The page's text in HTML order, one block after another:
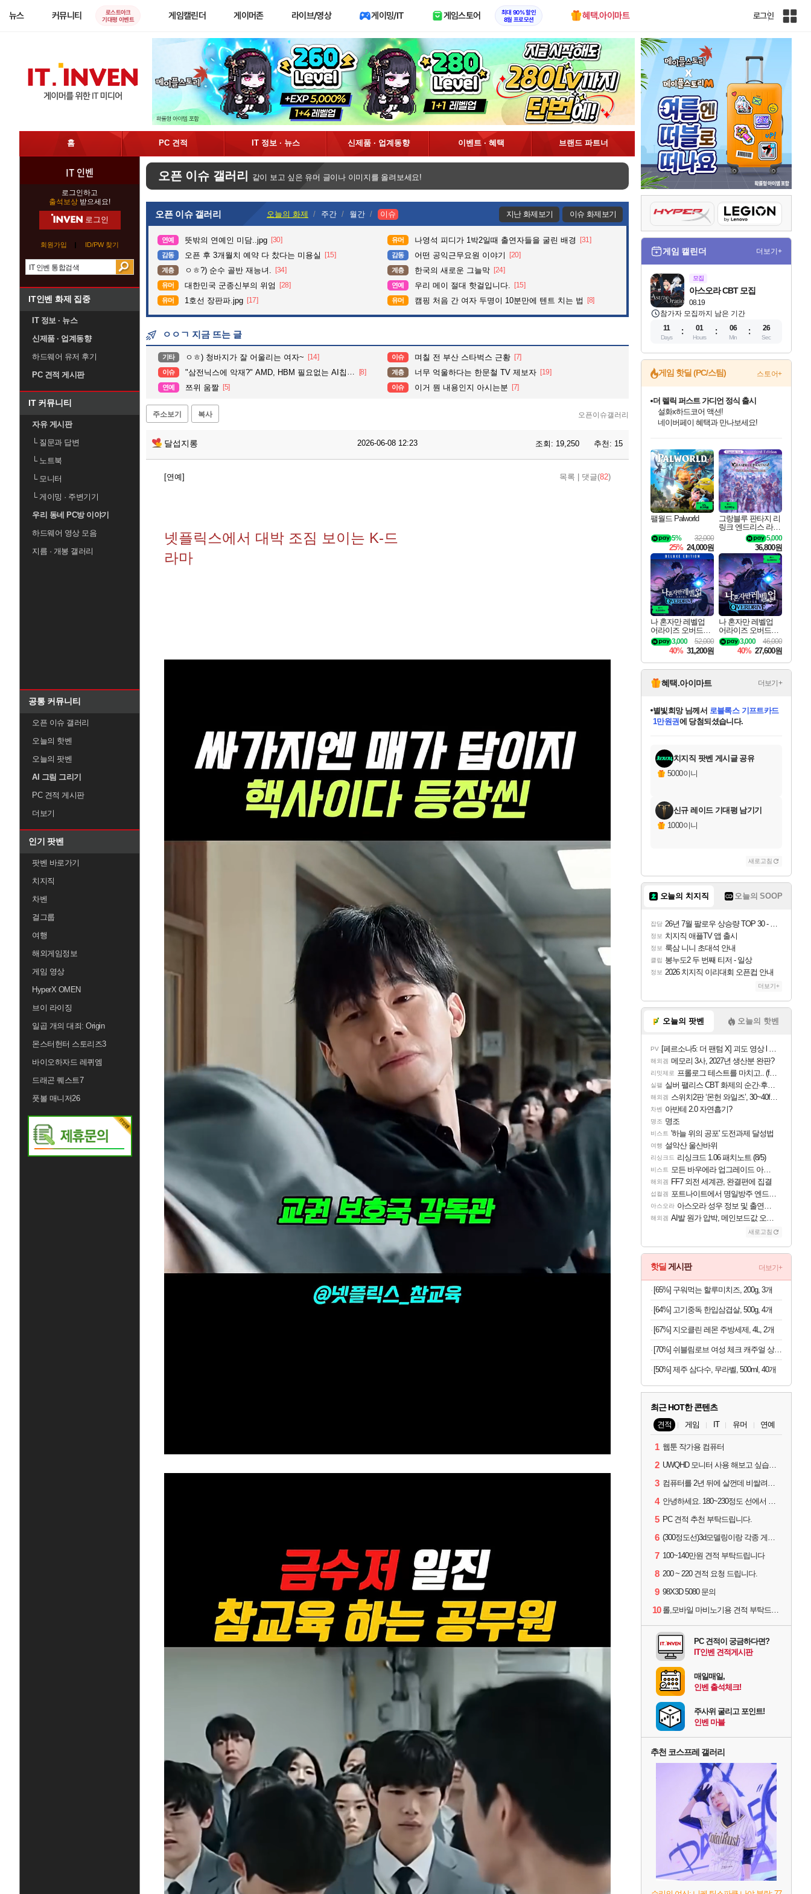
뉴스 커뮤니티
로스트아크
기대평 이벤트
게임캘린더 게이머존 라이브/영상 게이밍/IT 게임스토어
최대 90% 할인
8월 프로모션
혜택.아이마트 로그인
인
홈 PC 견적 IT 정보 · 뉴스 신제품 · 업계동향 이벤트 · 혜택 브랜드 파트너
IT 인벤
로그인하고
출석보상 받으세요!
로그인
회원가입 ID/PW 찾기
IT인벤 화제 집중
IT 정보 · 뉴스
신제품 · 업계동향
하드웨어 유저 후기
PC 견적 게시판
IT 커뮤니티
자유 게시판
└질문과 답변
└노트북
└모니터
└게이밍 · 주변기기
우리 동네 PC방 이야기
하드웨어 영상 모음
지름 · 개봉 갤러리
공통 커뮤니티
오픈 이슈 갤러리
오늘의 핫벤
오늘의 팟벤
AI 그림 그리기
PC 견적 게시판
더보기
인기 팟벤
팟벤 바로가기
치지직
차벤
걸그룹
여행
해외게임정보
게임 영상
HyperX OMEN
브이 라이징
일곱 개의 대죄: Origin
몬스터헌터 스토리즈3
바이오하자드 레퀴엠
드래곤 퀘스트7
풋볼 매니저26
오픈 이슈 갤러리 같이 보고 싶은 유머 글이나 이미지를 올려보세요!
오픈 이슈 갤러리 오늘의 화제 주간 월간 이슈 지난 화제보기 이슈 화제보기
연예 뜻밖의 연예인 미담..jpg [30] 유머 나영석 피디가 1박2일때 출연자들을 굴린 배경 [31]
감동 오픈 후 3개월치 예약 다 찼다는 미용실 [15] 감동 어떤 공익근무요원 이야기 [20]
계층 ㅇㅎ?) 순수 골반 재능녀. [34] 계층 한국의 새로운 그늘막 [24]
유머 대한민국 군종신부의 위엄 [28] 연예 우리 메이 절대 핫걸입니다. [15]
유머 1호선 장판파.jpg [17] 유머 캠핑 처음 간 여자 두명이 10분만에 텐트 치는 법 [8]
ㅇㅇㄱ 지금 뜨는 글
기타 ㅇㅎ) 청바지가 잘 어울리는 여자~ [14] 이슈 며칠 전 부산 스타벅스 근황 [7]
이슈 "삼전닉스에 악재?" AMD, HBM 필요없는 AI칩 품었다 [8] 계층 너무 억울하다는 한문철 TV 제보자 [19]
연예 쯔위 움짤 [5] 이슈 이거 뭔 내용인지 아시는분 [7]
주소보기 복사 오픈이슈갤러리
달섭지롱 2026-06-08 12:23 조회: 19,250 추천: 15
[연예] 목록 댓글(82)
넷플릭스에서 대박 조짐 보이는 K-드
라마
게임 캘린더 더보기+
모집
08.19
아스오라 CBT 모집
참가자 모집까지 남은 기간
11
Days
01
Hours
06
Min
25
Sec
게임 핫딜 (PC/스팀) 스토어+
최대 90% 할인가를 만나보세요!
네이버혜택과 함께 만나보세요!
50%할인&추가 적립까지!
네이버 포인트 혜택까지!
이니&베니 혜택까지!
네이버 혜택가와 함께 예약하세요!
할인&네이버혜택으로 만나보세요!
네이버페이 혜택과 만나보세요!
베데스다 40주년 기념 할인 중!
베데스다의 명작들을
40주년 프로모션으로 만나보세요!
할인가에 만나보세요!
일부 에디션 상시 할인!
혜택으로 예약 판매 중
편안하게 충전하세요
팰월드 Palworld
32,000
5%
25% 24,000원
그랑블루 판타지 리
링크 엔드리스 라그
나로크 업그레이드
킷 Granblue Fantasy
Relink Endless Ragn
arok Upgrade Kit DL
C
5,000
36,800원
나 혼자만 레벨업
어라이즈 오버드라
이브 디럭스 에디션
Solo Leveling Arise
Overdrive Deluxe Edi
tion
52,000
3,000
40% 31,200원
나 혼자만 레벨업
어라이즈 오버드라
이브 Solo Leveling A
rise
46,000
3,000
40% 27,600원
혜택.아이마트 더보기+
교환.
당첨되셨습니다.
당첨되셨습니다.
당첨되셨습니다.
별빛희망님께서 로블록스 기프트카드
1만원권에 당첨되셨습니다.
당첨되셨습니다.
당첨되셨습니다.
당첨되셨습니다.
당첨되셨습니다.
에디션 (스팀코드)를 교환.
당첨되셨습니다.
치지직 팟벤 게시글 공유
5000이니
신규 레이드 기대평 남기기
1000이니
새로고침
오늘의 치지직 오늘의 SOOP
잡담 26년 7월 팔로우 상승량 TOP 30 - 월간 치지직
정보 치지직 애플TV 앱 출시
정보 룩삼 니니 초대석 안내
클립 봉누도2 두 번째 티저 - 일상
정보 2026 치지직 이리대회 오픈컵 안내
더보기+
오늘의 팟벤 오늘의 핫벤
PV [페르소나5: 더 팬텀 X] 괴도 영상 l 타카마키 안·댄싱 스타
해외겜 메모리 3사, 2027년 생산분 완판?
리밋제로 프롤로그 테스트를 마치고.. (feat. 리아)
실팰 실버 팰리스 CBT 화제의 순간·후기 모음
해외겜 스위치2판 ‘몬헌 와일즈’, 30~40fps 목표 추정
차벤 아반테 2.0 자연흡기?
명조 명조
비스트 '하늘 위의 공포' 도전과제 달성법
여행 설악산 울산바위
리싱크드 리싱크드 1.06 패치노트 (8/5)
비스트 모든 바우에라 업그레이드 아이템 획득 위치 공략 (89개)
해외겜 FF7 외전 세계관, 완결편에 집결
섭컬겜 포트나이트에서 명일방주 엔드필드 [펠리카] 판매 예정
아스오라 아스오라 성우 정보 및 출연작 모음
해외겜 AI발 원가 압박, 메인보드값 오르나
새로고침
핫딜 게시판 더보기+
[65%] 구워먹는 할루미치즈, 200g, 3개
[64%] 고기중독 한입삼겹살, 500g, 4개
[67%] 지오클린 레몬 주방세제, 4L, 2개
[70%] 쉬블림로브 여성 체크 캐주얼 상하의 세트 안드리 GW1780, FREE, 1세트
[50%] 제주 삼다수, 무라벨, 500ml, 40개
최근 HOT한 콘텐츠
견적 게임 IT 유머 연예
1 웹툰 작가용 컴퓨터
2 UWQHD 모니터 사용 해보고 싶습니다 추천부탁드려요
3 컴퓨터를 2년 뒤에 살껀데 비쌀려나요...?
4 안녕하세요. 180~230정도 선에서 잡고싶습니다.
5 PC 견적 추천 부탁드립니다.
6 (300정도선)3d모델링이랑 각종 게임을 하는데 견적부탁드립니다!300정도선
7 100~140만원 견적 부탁드립니다
8 200 ~ 220 견적 요청 드립니다.
9 98X3D 5080 문의
10 롤,모바일 마비노기용 견적 부탁드립니다(예산150으로 수정)
PC 견적이 궁금하다면?
IT인벤 견적게시판
매일매일,
인벤 출석체크!
주사위 굴리고 포인트!
인벤 마블
추천 코스프레 갤러리